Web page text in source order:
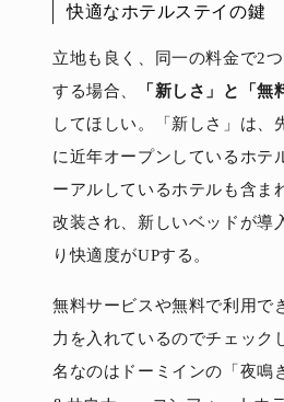
快適なホテルステイの鍵
立地も良く、同一の料金で2
する場合、
「新しさ」と「無
してほしい。「新しさ」は、
に近年オープンしているホテ
ーアルしているホテルも含ま
改装され、新しいベッドが導
り快適度がUPする。
無料サービスや無料で利用で
力を入れているのでチェック
名なのはドーミインの「夜鳴